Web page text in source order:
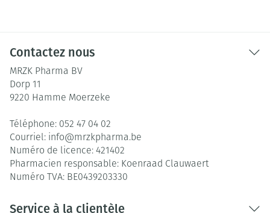
Contactez nous
MRZK Pharma BV
Dorp 11
9220 Hamme Moerzeke
Téléphone: 052 47 04 02
Courriel: info@mrzkpharma.be
Numéro de licence: 421402
Pharmacien responsable: Koenraad Clauwaert
Numéro TVA: BE0439203330
Service à la clientèle